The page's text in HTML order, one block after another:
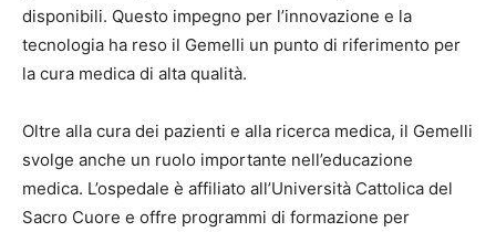
disponibili. Questo impegno per l’innovazione e la
tecnologia ha reso il Gemelli un punto di riferimento per
la cura medica di alta qualità.
Oltre alla cura dei pazienti e alla ricerca medica, il Gemelli
svolge anche un ruolo importante nell’educazione
medica. L’ospedale è affiliato all’Università Cattolica del
Sacro Cuore e offre programmi di formazione per